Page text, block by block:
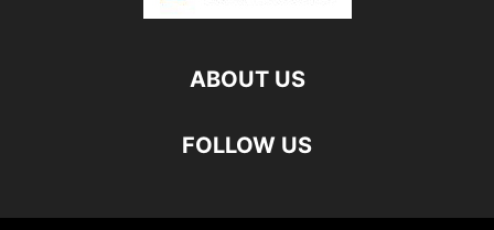
ABOUT US
FOLLOW US